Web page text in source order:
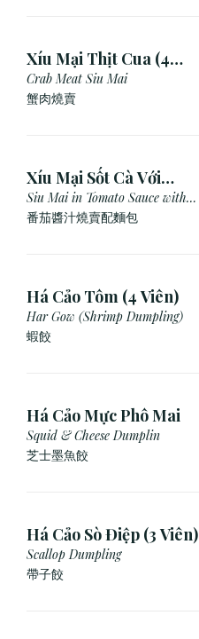
Xíu Mại Thịt Cua (4
Viên)
Crab Meat Siu Mai
蟹肉燒賣
Xíu Mại Sốt Cà Với
Bánh Mì (1 Viên)
Siu Mai in Tomato Sauce with
Bread
番茄醬汁燒賣配麵包
Há Cảo Tôm (4 Viên)
Har Gow (Shrimp Dumpling)
蝦餃
Há Cảo Mực Phô Mai
Squid & Cheese Dumplin
芝⼠墨⿂餃
Há Cảo Sò Điệp (3 Viên)
Scallop Dumpling
帶子餃